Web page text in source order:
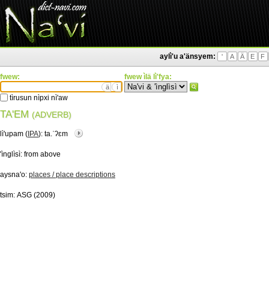
aylì'u a'änsyem: ' A Ä E F
fwew:
ä ì
tìrusun nìpxi nì'aw
fwew ìlä lì'fya:
TA'EM (ADVERB)
lì'upam ( IPA): ta.ˈʔɛm
'ìnglìsì: from above
aysna'o: places / place descriptions
tsim: ASG (2009)